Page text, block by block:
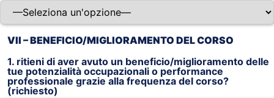
VII – BENEFICIO/MIGLIORAMENTO DEL CORSO
1. ritieni di aver avuto un beneficio/miglioramento delle
tue potenzialità occupazionali o performance
professionale grazie alla frequenza del corso?
(richiesto)